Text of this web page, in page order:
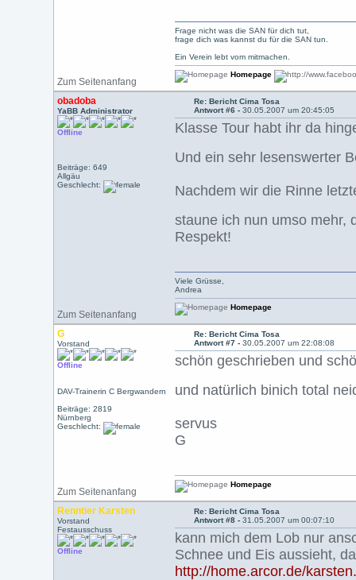
Zum Seitenanfang
Frage nicht was die SAN für dich tut,
frage dich was kannst du für die SAN tun.
Ein Verein lebt vom mitmachen.
Homepage
obadoba
YaBB Administrator
Offline
Beiträge: 649
Allgäu
Geschlecht:
Re: Bericht Cima Tosa
Antwort #6 -30.05.2007 um 20:45:05
Klasse Tour habt ihr da
Und ein sehr lesenswerter
Nachdem wir die Rinne
staune ich nun umso mehr,
Respekt!
Zum Seitenanfang
Viele Grüsse,
Andrea
Homepage
G
Vorstand
Offline
DAV-Trainerin C Bergwandern
Beiträge: 2819
Nürnberg
Geschlecht:
Re: Bericht Cima Tosa
Antwort #7 -30.05.2007 um 22:08:08
schön geschrieben und
und natürlich binich total
servus
G
Zum Seitenanfang
Homepage
Renntier Karsten
Vorstand
Festausschuss
Offline
Re: Bericht Cima Tosa
Antwort #8 -31.05.2007 um 00:07:10
kann mich dem Lob nur
Schnee und Eis aussieht,
http://home.arcor.de/